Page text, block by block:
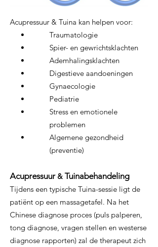
Acupressuur & Tuina kan helpen voor:
Traumatologie
Spier- en gewrichtsklachten
Ademhalingsklachten
Digestieve aandoeningen
Gynaecologie
Pediatrie
Stress en emotionele
problemen
Algemene gezondheid
(preventie)
Acupressuur & Tuinabehandeling
Tijdens een typische Tuina-sessie ligt de
patiënt op een massagetafel. Na het
Chinese diagnose proces (puls palperen,
tong diagnose, vragen stellen en westerse
diagnose rapporten) zal de therapeut zich